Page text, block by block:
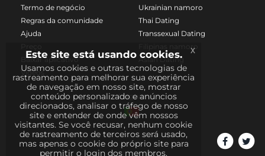
Termo de negócio
Regras da comunidade
Ajuda
Baixar aplicativo
Vídeos
Ukrainian namoro
Thai Dating
Transsexual Dating
Filipinas namoro
Asian Dating
Línguas
Este site está usando cookies.
Usamos cookies e outras tecnologias de
rastreamento para melhorar sua experiência
de navegação em nosso site, mostrar
conteúdo personalizado e anúncios
direcionados, analisar o tráfego de nosso
site e entender de onde vêm nossos
visitantes. Se você recusar, nenhum cookie
de rastreamento de terceiros será usado,
mas apenas o cookie do próprio site para
permitir o login dos membros.
x